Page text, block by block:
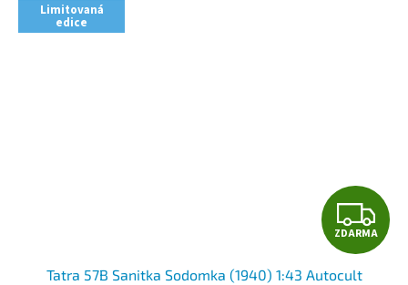
Limitovaná
edice
Z
D
ZDARMA
Tatra 57B Sanitka Sodomka (1940) 1:43 Autocult